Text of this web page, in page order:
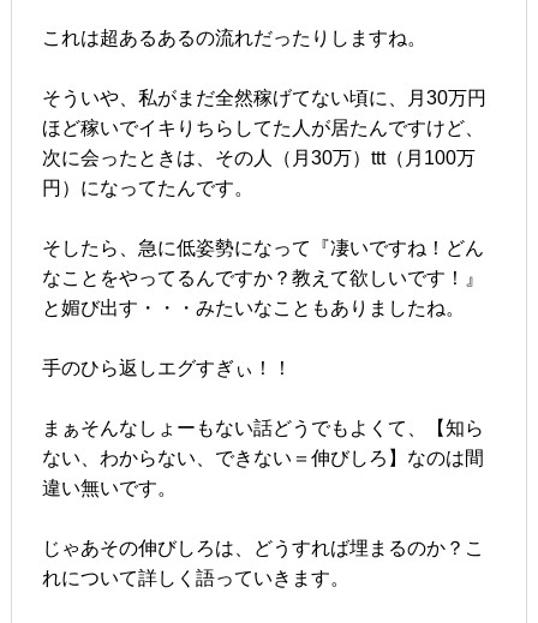
これは超あるあるの流れだったりしますね。
そういや、私がまだ全然稼げてない頃に、月30万円
ほど稼いでイキりちらしてた人が居たんですけど、
次に会ったときは、その人（月30万）ttt（月100万
円）になってたんです。
そしたら、急に低姿勢になって『凄いですね！どん
なことをやってるんですか？教えて欲しいです！』
と媚び出す・・・みたいなこともありましたね。
手のひら返しエグすぎぃ！！
まぁそんなしょーもない話どうでもよくて、【知ら
ない、わからない、できない＝伸びしろ】なのは間
違い無いです。
じゃあその伸びしろは、どうすれば埋まるのか？こ
れについて詳しく語っていきます。